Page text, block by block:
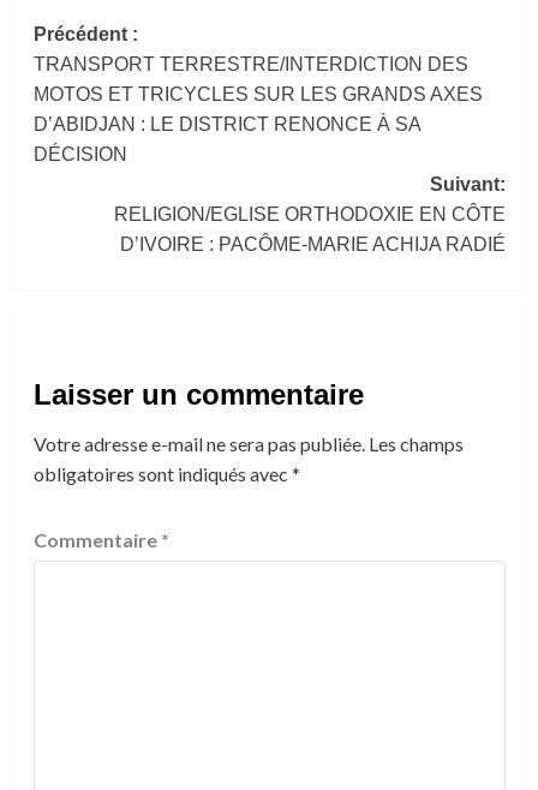
Navigation
d’article
Précédent :
TRANSPORT TERRESTRE/INTERDICTION DES
MOTOS ET TRICYCLES SUR LES GRANDS AXES
D’ABIDJAN : LE DISTRICT RENONCE À SA
DÉCISION
Suivant:
RELIGION/EGLISE ORTHODOXIE EN CÔTE
D’IVOIRE : PACÔME-MARIE ACHIJA RADIÉ
Laisser un commentaire
Votre adresse e-mail ne sera pas publiée. Les champs
obligatoires sont indiqués avec *
Commentaire *